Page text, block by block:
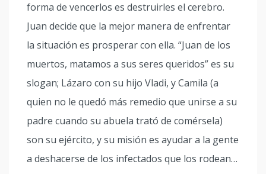
forma de vencerlos es destruirles el cerebro.
Juan decide que la mejor manera de enfrentar
la situación es prosperar con ella. “Juan de los
muertos, matamos a sus seres queridos” es su
slogan; Lázaro con su hijo Vladi, y Camila (a
quien no le quedó más remedio que unirse a su
padre cuando su abuela trató de comérsela)
son su ejército, y su misión es ayudar a la gente
a deshacerse de los infectados que los rodean…